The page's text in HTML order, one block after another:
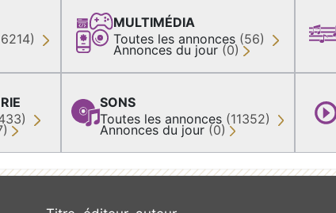
MULTIMÉDIA
Toutes les annonces (56)
Annonces du jour (0)
SONS
Toutes les annonces (11352)
Annonces du jour (0)
recherche par mot clé